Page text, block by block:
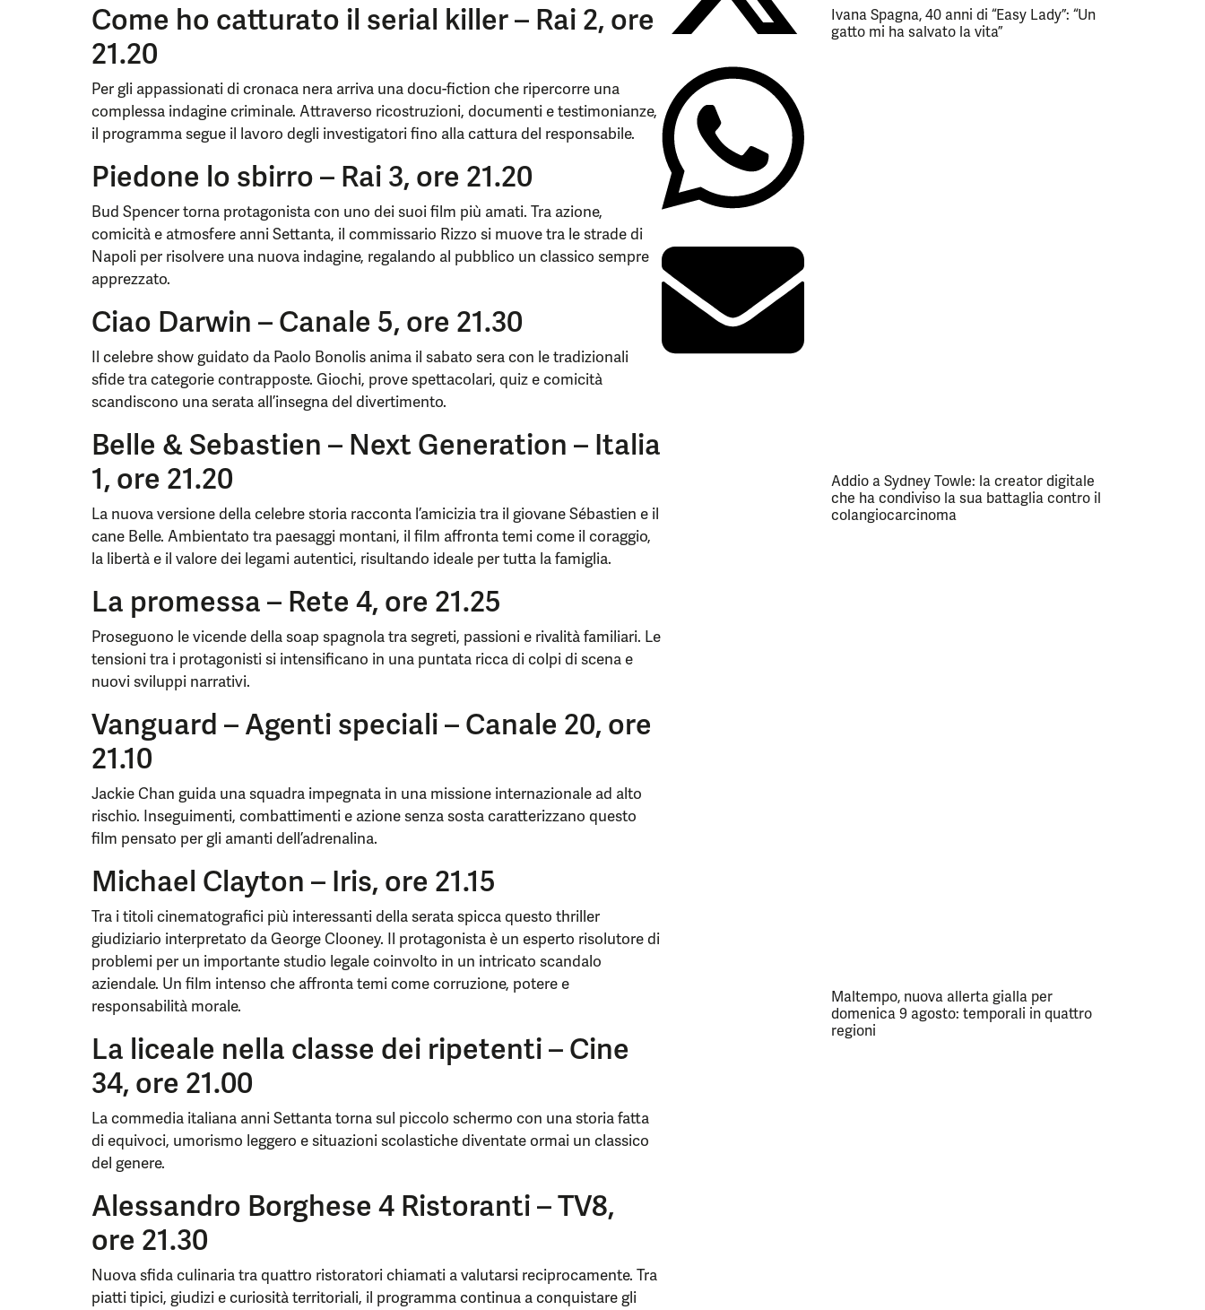
Come ho catturato il serial killer – Rai 2, ore
21.20
Per gli appassionati di cronaca nera arriva una docu-fiction che ripercorre una
complessa indagine criminale. Attraverso ricostruzioni, documenti e testimonianze,
il programma segue il lavoro degli investigatori fino alla cattura del responsabile.
Piedone lo sbirro – Rai 3, ore 21.20
Bud Spencer torna protagonista con uno dei suoi film più amati. Tra azione,
comicità e atmosfere anni Settanta, il commissario Rizzo si muove tra le strade di
Napoli per risolvere una nuova indagine, regalando al pubblico un classico sempre
apprezzato.
Ciao Darwin – Canale 5, ore 21.30
Il celebre show guidato da Paolo Bonolis anima il sabato sera con le tradizionali
sfide tra categorie contrapposte. Giochi, prove spettacolari, quiz e comicità
scandiscono una serata all’insegna del divertimento.
Belle & Sebastien – Next Generation – Italia
1, ore 21.20
La nuova versione della celebre storia racconta l’amicizia tra il giovane Sébastien e il
cane Belle. Ambientato tra paesaggi montani, il film affronta temi come il coraggio,
la libertà e il valore dei legami autentici, risultando ideale per tutta la famiglia.
La promessa – Rete 4, ore 21.25
Proseguono le vicende della soap spagnola tra segreti, passioni e rivalità familiari. Le
tensioni tra i protagonisti si intensificano in una puntata ricca di colpi di scena e
nuovi sviluppi narrativi.
Vanguard – Agenti speciali – Canale 20, ore
21.10
Jackie Chan guida una squadra impegnata in una missione internazionale ad alto
rischio. Inseguimenti, combattimenti e azione senza sosta caratterizzano questo
film pensato per gli amanti dell’adrenalina.
Michael Clayton – Iris, ore 21.15
Tra i titoli cinematografici più interessanti della serata spicca questo thriller
giudiziario interpretato da George Clooney. Il protagonista è un esperto risolutore di
problemi per un importante studio legale coinvolto in un intricato scandalo
aziendale. Un film intenso che affronta temi come corruzione, potere e
responsabilità morale.
La liceale nella classe dei ripetenti – Cine
34, ore 21.00
La commedia italiana anni Settanta torna sul piccolo schermo con una storia fatta
di equivoci, umorismo leggero e situazioni scolastiche diventate ormai un classico
del genere.
Alessandro Borghese 4 Ristoranti – TV8,
ore 21.30
Nuova sfida culinaria tra quattro ristoratori chiamati a valutarsi reciprocamente. Tra
piatti tipici, giudizi e curiosità territoriali, il programma continua a conquistare gli
Ivana Spagna, 40 anni di “Easy Lady”: “Un
gatto mi ha salvato la vita”
Addio a Sydney Towle: la creator digitale
che ha condiviso la sua battaglia contro il
colangiocarcinoma
Maltempo, nuova allerta gialla per
domenica 9 agosto: temporali in quattro
regioni